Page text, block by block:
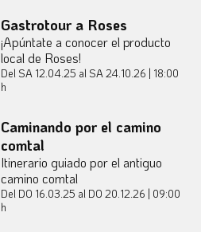
Gastrotour a Roses
¡Apúntate a conocer el producto
local de Roses!
Del SA 12.04.25 al SA 24.10.26 | 18:00
h
Caminando por el camino
comtal
Itinerario guiado por el antiguo
camino comtal
Del DO 16.03.25 al DO 20.12.26 | 09:00
h